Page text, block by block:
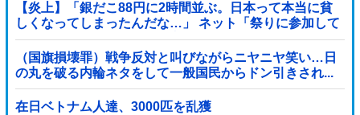
【炎上】「銀だこ88円に2時間並ぶ。日本って本当に貧
しくなってしまったんだな…」 ネット「祭りに参加して
るだけでなんでこんなこと言われなあかんの...
（国旗損壊罪）戦争反対と叫びながらニヤニヤ笑い…日
の丸を破る内輪ネタをして一般国民からドン引きされ...
在日ベトナム人達、3000匹を乱獲